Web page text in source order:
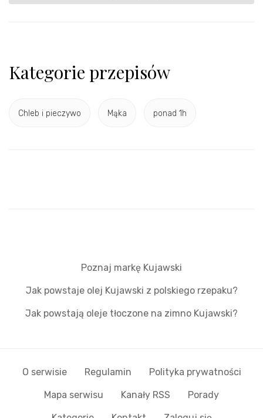
Kategorie przepisów
Chleb i pieczywo Mąka ponad 1h
Poznaj markę Kujawski
Jak powstaje olej Kujawski z polskiego rzepaku?
Jak powstają oleje tłoczone na zimno Kujawski?
O serwisie Regulamin Polityka prywatności
Mapa serwisu Kanały RSS Porady